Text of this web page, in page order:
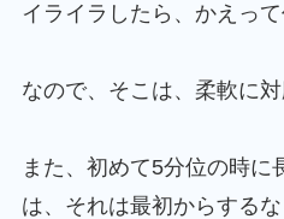
イライラしたら、かえっ
なので、そこは、柔軟に対
また、初めて5分位の時に
は、それは最初からする